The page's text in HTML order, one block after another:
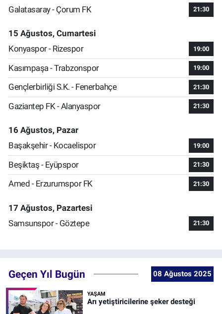
Galatasaray - Çorum FK
21:30
15 Ağustos, Cumartesi
Konyaspor - Rizespor
19:00
Kasımpaşa - Trabzonspor 19:00
Gençlerbirliği S.K. - Fenerbahçe 21:30
Gaziantep FK - Alanyaspor 21:30
16 Ağustos, Pazar
Başakşehir - Kocaelispor
19:00
Beşiktaş - Eyüpspor 21:30
Amed - Erzurumspor FK 21:30
17 Ağustos, Pazartesi
Samsunspor - Göztepe
21:30
Geçen Yıl Bugün 08 Ağustos 2025
YAŞAM
Arı yetiştiricilerine şeker desteği